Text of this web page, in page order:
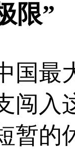
限”
国
闯入
暂的